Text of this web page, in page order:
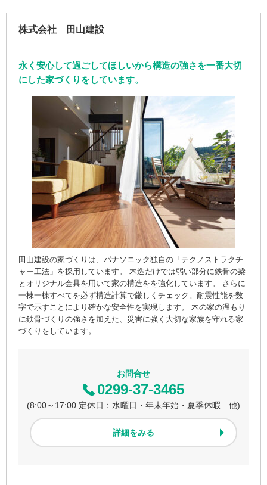
株式会社 田山建設
永く安心して過ごしてほしいから構造の強さを一番大切
にした家づくりをしています。
田山建設の家づくりは、パナソニック独自の「テクノストラクチ
ャー工法」を採用しています。 木造だけでは弱い部分に鉄骨の梁
とオリジナル金具を用いて家の構造をを強化しています。 さらに
一棟一棟すべてを必ず構造計算で厳しくチェック。耐震性能を数
字で示すことにより確かな安全性を実現します。 木の家の温もり
に鉄骨づくりの強さを加えた、災害に強く大切な家族を守れる家
づくりをしています。
お問合せ
0299-37-3465
(8:00～17:00 定休日：水曜日・年末年始・夏季休暇 他)
詳細をみる